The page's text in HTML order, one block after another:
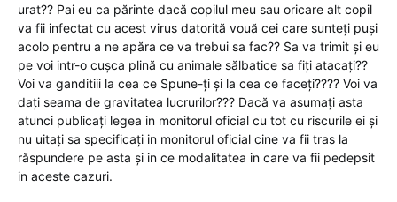
urat?? Pai eu ca părinte dacă copilul meu sau oricare alt copil
va fii infectat cu acest virus datorită vouă cei care sunteți puși
acolo pentru a ne apăra ce va trebui sa fac?? Sa va trimit și eu
pe voi intr-o cușca plină cu animale sălbatice sa fiți atacați??
Voi va ganditiii la cea ce Spune-ți și la cea ce faceți???? Voi va
dați seama de gravitatea lucrurilor??? Dacă va asumați asta
atunci publicați legea in monitorul oficial cu tot cu riscurile ei și
nu uitați sa specificați in monitorul oficial cine va fii tras la
răspundere pe asta și in ce modalitatea in care va fii pedepsit
in aceste cazuri.